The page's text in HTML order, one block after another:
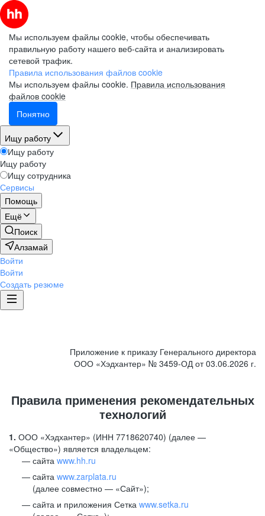
Мы используем файлы cookie, чтобы обеспечивать
правильную работу нашего веб-сайта и анализировать
сетевой трафик.
Правила использования файлов cookie
Мы используем файлы cookie. Правила использования
файлов cookie
Понятно
Ищу работу
Ищу работу
Ищу работу
Ищу сотрудника
Сервисы
Помощь
Ещё
Поиск
Алзамай
Войти
Войти
Создать резюме
Приложение к приказу Генерального директора
ООО «Хэдхантер» № 3459-ОД от 03.06.2026 г.
Правила применения рекомендательных
технологий
1. ООО «Хэдхантер» (ИНН 7718620740) (далее —
«Общество») является владельцем:
сайта www.hh.ru
cайта www.zarplata.ru
(далее совместно — «Сайт»);
сайта и приложения Сетка www.setka.ru